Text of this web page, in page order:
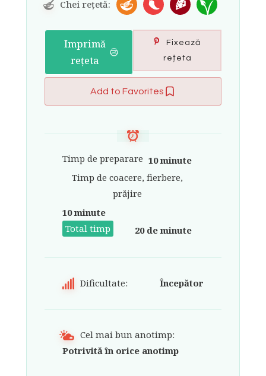
Chei rețetă:
Imprimă
rețeta
Fixează
rețeta
Add to Favorites
Timp de preparare 10 minute
Timp de coacere, fierbere,
prăjire
10 minute
Total timp
20 de minute
Dificultate: Începător
Cel mai bun anotimp:
Potrivită în orice anotimp